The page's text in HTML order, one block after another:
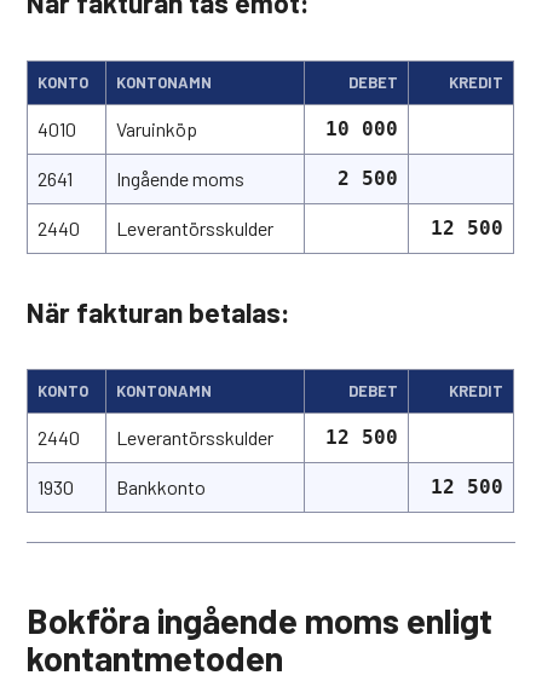
KONTO KONTONAMN DEBET KREDIT
4010 Varuinköp 10 000
2641 Ingående moms 2 500
2440 Leverantörsskulder 12 500
När fakturan betalas:
KONTO KONTONAMN DEBET KREDIT
2440 Leverantörsskulder 12 500
1930 Bankkonto 12 500
Bokföra ingående moms enligt
kontantmetoden